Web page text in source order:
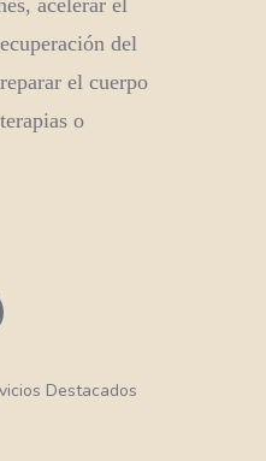
del
el cuerpo
o
Destacados